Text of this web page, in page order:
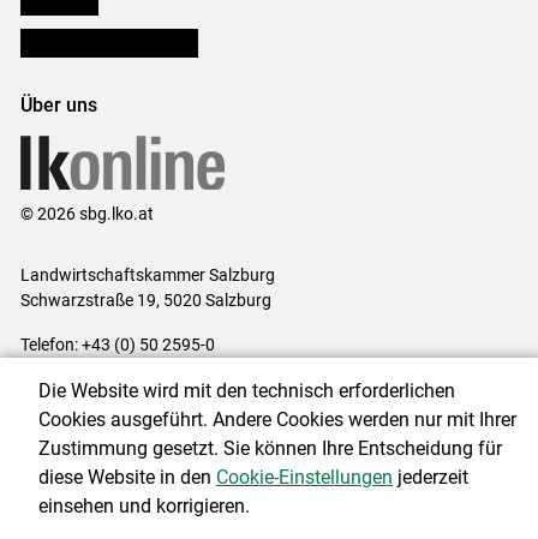
Über uns
© 2026 sbg.lko.at
Landwirtschaftskammer Salzburg
Schwarzstraße 19, 5020 Salzburg
Telefon: +43 (0) 50 2595-0
Impressum|Kontakt|Datenschutzerklärung|Barrierefreiheit|
Cookie-Einstellungen
Die Website wird mit den technisch erforderlichen
Cookies ausgeführt. Andere Cookies werden nur mit Ihrer
Zustimmung gesetzt. Sie können Ihre Entscheidung für
diese Website in den Cookie-Einstellungen jederzeit
einsehen und korrigieren.